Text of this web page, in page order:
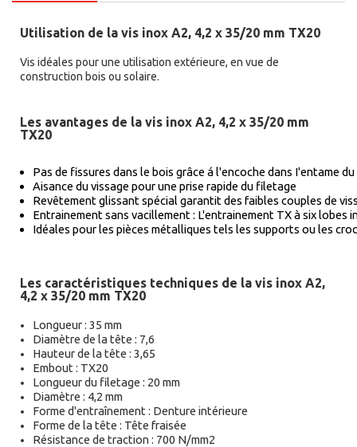
Utilisation de la vis inox A2, 4,2 x 35/20 mm TX20
Vis idéales pour une utilisation extérieure, en vue de
construction bois ou solaire.
Les avantages de la vis inox A2, 4,2 x 35/20 mm
TX20
Pas de fissures dans le bois grâce á l'encoche dans I'entame
Aisance du vissage pour une prise rapide du filetage
Revêtement glissant spécial garantit des faibles couples de
Entrainement sans vacillement : L'entrainement TX à six
Idéales pour les pièces métalliques tels les supports ou les
Les caractéristiques techniques de la vis inox A2,
4,2 x 35/20 mm TX20
Longueur : 35 mm
Diamètre de la tête : 7,6
Hauteur de la tête : 3,65
Embout : TX20
Longueur du filetage : 20 mm
Diamètre : 4,2 mm
Forme d'entraînement : Denture intérieure
Forme de la tête : Tête fraisée
Résistance de traction : 700 N/mm2